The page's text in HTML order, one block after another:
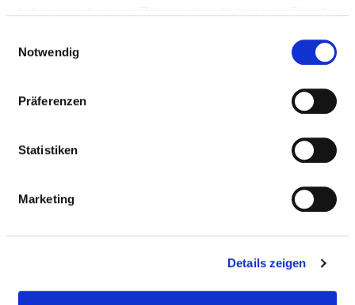
Notwendig
Präferenzen
Statistiken
Marketing
Details zeigen
ÄRZTE UND ÄRZTINNEN INSGESAMT (OHNE
BERUFSGRUPPE
ERLÄUTERUNG
Anzahl (gesamt)
Beschäftigungsverhältnis
Beschäftigungsverhältnis
0,00